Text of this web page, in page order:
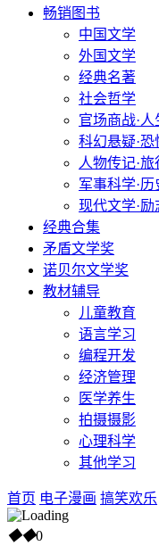
畅销图书
中国文学
外国文学
经典名著
社会哲学
官场商战·
科幻悬疑·恐
人物传记·旅
军事科学·历
现代文学·励
经典合集
矛盾文学奖
诺贝尔文学奖
教材辅导
儿童教育
语言学习
编程开发
经济管理
医学养生
拍摄摄影
心理科学
其他学习
首页 电子漫画 搞笑欢乐
◆◆0